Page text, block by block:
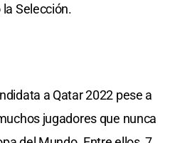
Selección.
a Qatar 2022 pese a
jugadores que nunca